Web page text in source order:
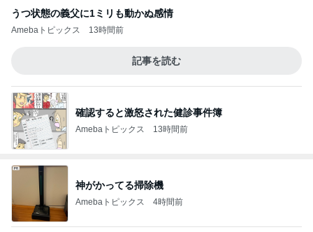
うつ状態の義父に1ミリも動かぬ感情
Amebaトピックス 13時間前
記事を読む
確認すると激怒された健診事件簿
Amebaトピックス 13時間前
神がかってる掃除機
Amebaトピックス 4時間前